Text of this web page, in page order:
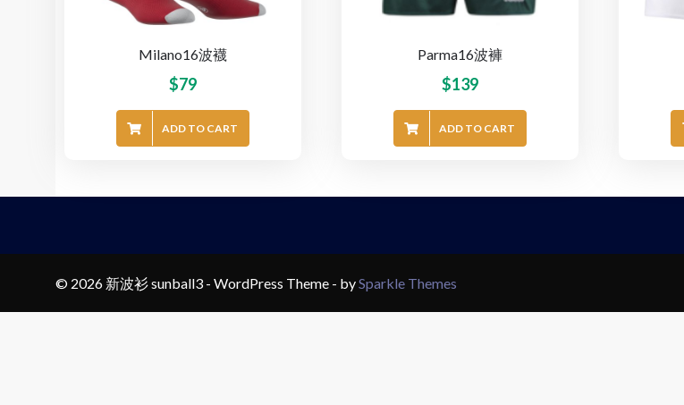
Milano16波襪
$79
ADD TO CART
Parma16波褲
$139
ADD TO CART
© 2026 新波衫 sunball3 - WordPress Theme - bySparkle Themes